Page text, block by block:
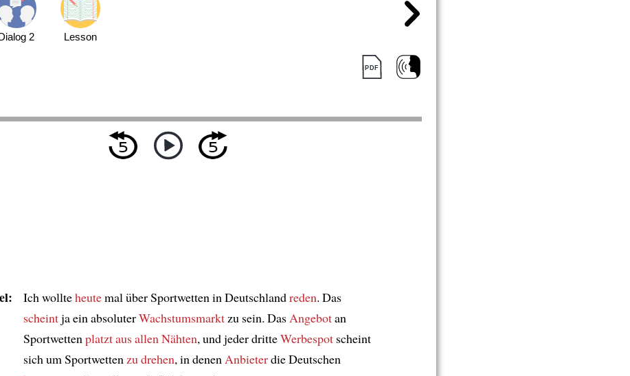
Dialog 2 Lesson
Ich wollteheutemal über Sportwetten in Deutschlandreden. Das
scheintja ein absoluterWachstumsmarktzu sein. Das Angebotan
Sportwetten platzt aus allen Nähten, und jeder dritteWerbespotscheint
sich um Sportwetten zu drehen, in denen Anbieterdie Deutschen